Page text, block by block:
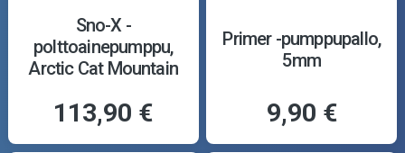
Sno-X -
polttoainepumppu,
Arctic Cat Mountain
113,90 €
Primer -pumppupallo,
5mm
9,90 €